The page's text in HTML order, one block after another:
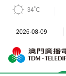
34˚C
2026-08-09